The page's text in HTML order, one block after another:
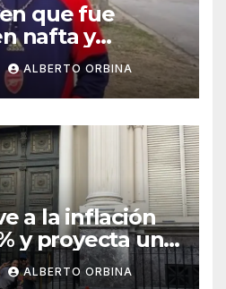
que fue
nafta y
por su novia
la víctima
días y tenía dos
ALBERTO ORBINA
a la inflación
y proyecta un
para 2026
ALBERTO ORBINA